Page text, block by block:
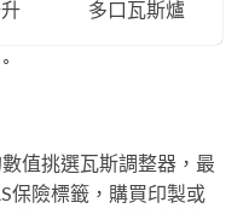
多口瓦斯爐
值挑選瓦斯調整器，最
保險標籤，購買印製或